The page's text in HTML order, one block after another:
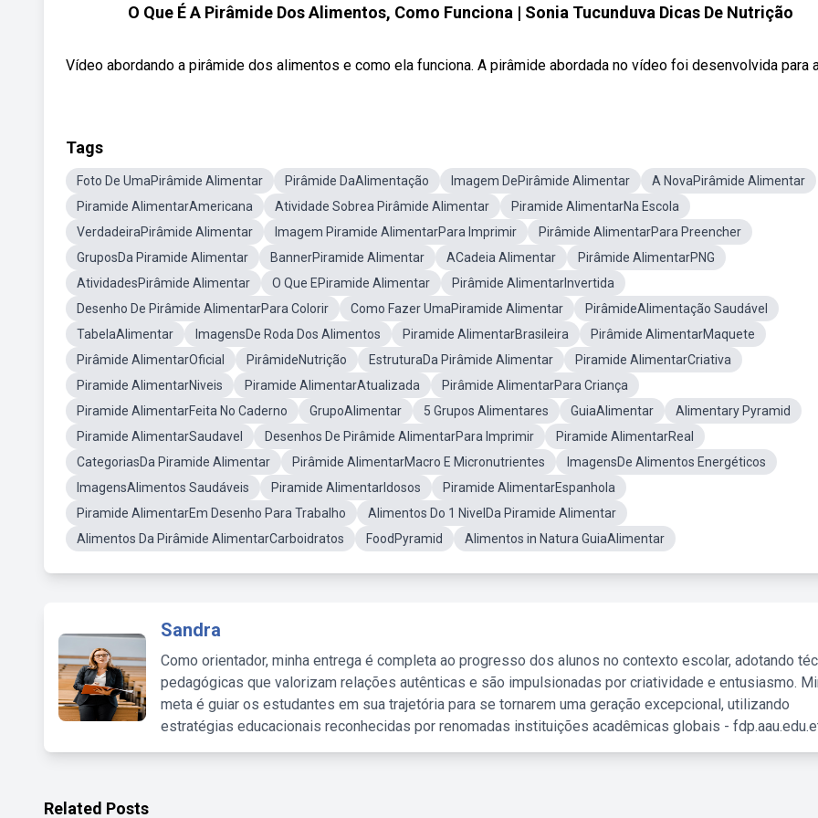
O Que É A Pirâmide Dos Alimentos, Como Funciona | Sonia Tucunduva Dicas De Nutrição
Vídeo abordando a pirâmide dos alimentos e como ela funciona. A pirâmide abordada no vídeo foi desenvolvida para
Tags
Foto De UmaPirâmide Alimentar Pirâmide DaAlimentação Imagem DePirâmide Alimentar
A NovaPirâmide Alimentar
Piramide AlimentarAmericana
Atividade Sobrea Pirâmide Alimentar
Piramide AlimentarNa Escola
VerdadeiraPirâmide Alimentar
Imagem Piramide AlimentarPara Imprimir
Pirâmide AlimentarPara Preencher
GruposDa Piramide Alimentar
BannerPiramide Alimentar ACadeia Alimentar
Pirâmide AlimentarPNG
AtividadesPirâmide Alimentar
O Que EPiramide Alimentar
Pirâmide AlimentarInvertida
Desenho De Pirâmide AlimentarPara Colorir
Como Fazer UmaPiramide Alimentar
PirâmideAlimentação Saudável
TabelaAlimentar
ImagensDe Roda Dos Alimentos Piramide AlimentarBrasileira
Pirâmide AlimentarMaquete
Pirâmide AlimentarOficial
PirâmideNutrição EstruturaDa Pirâmide Alimentar
Piramide AlimentarCriativa
Piramide AlimentarNiveis
Piramide AlimentarAtualizada
Pirâmide AlimentarPara Criança
Piramide AlimentarFeita No Caderno
GrupoAlimentar 5 Grupos Alimentares GuiaAlimentar
Alimentary Pyramid
Piramide AlimentarSaudavel
Desenhos De Pirâmide AlimentarPara Imprimir
Piramide AlimentarReal
CategoriasDa Piramide Alimentar
Pirâmide AlimentarMacro E Micronutrientes
ImagensDe Alimentos Energéticos
ImagensAlimentos Saudáveis
Piramide AlimentarIdosos
Piramide AlimentarEspanhola
Piramide AlimentarEm Desenho Para Trabalho
Alimentos Do 1 NivelDa Piramide Alimentar
Alimentos Da Pirâmide AlimentarCarboidratos
FoodPyramid Alimentos in Natura GuiaAlimentar
Sandra
Como orientador, minha entrega é completa ao progresso dos alunos no contexto escolar, adotando
pedagógicas que valorizam relações autênticas e são impulsionadas por criatividade e entusiasmo.
meta é guiar os estudantes em sua trajetória para se tornarem uma geração excepcional, utilizando
estratégias educacionais reconhecidas por renomadas instituições acadêmicas globais -
Related Posts